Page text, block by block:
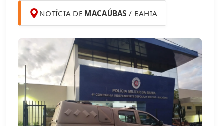
NOTÍCIA DE MACAÚBAS / BAHIA